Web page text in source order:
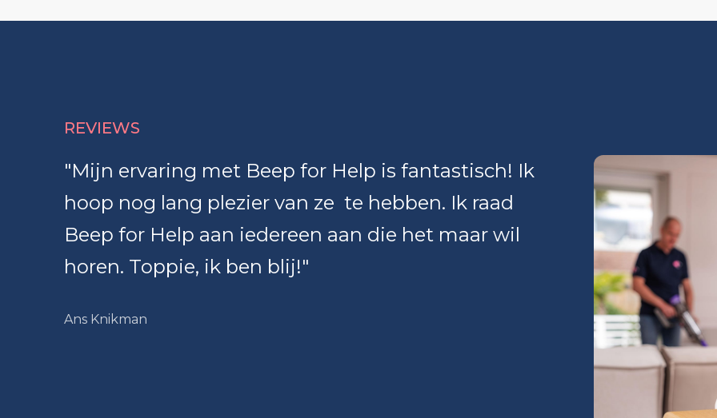
REVIEWS
"Mijn ervaring met Beep for Help is fantastisch! Ik
hoop nog lang plezier van ze te hebben. Ik raad
Beep for Help aan iedereen aan die het maar wil
horen. Toppie, ik ben blij!"
Ans Knikman